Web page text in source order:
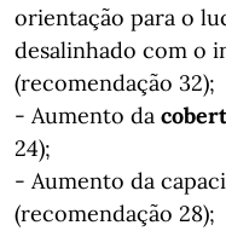
orientação para o
desalinhado com o
(recomendação 32);
- Aumento da
24);
- Aumento da
(recomendação 28);